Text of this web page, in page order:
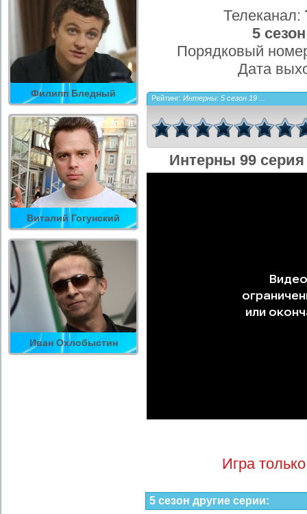
Филипп Бледный
Виталий Гогунский
Иван Охлобыстин
Телеканал:
5 сезон
Порядковый
Дата
Рейтинг: Интерны: 5 сезон 19 ...
Интерны 99
Игра
5 сезон другие серии: